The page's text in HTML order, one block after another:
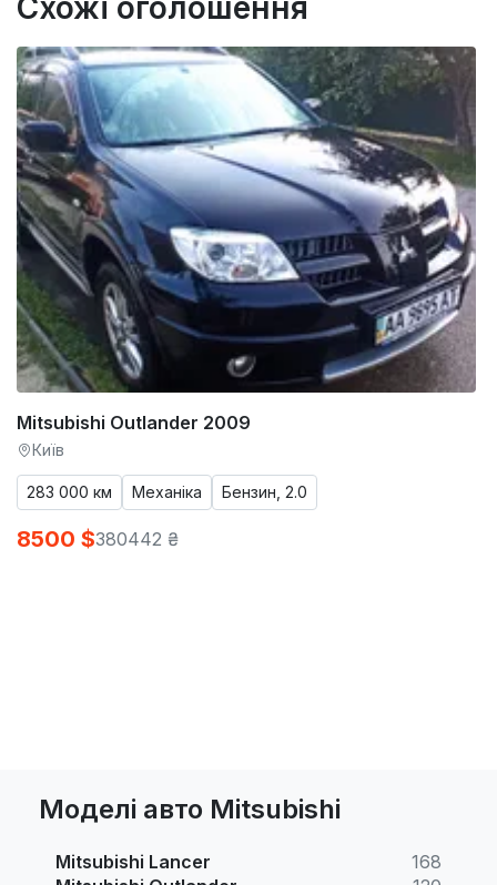
Схожі оголошення
Mitsubishi Outlander 2009
Київ
283 000 км Механіка Бензин, 2.0
8500 $380442 ₴
Моделі авто Mitsubishi
Mitsubishi Lancer
168